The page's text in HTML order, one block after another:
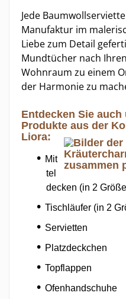
Jede
Manufaktur im
Liebe zum Detail
Mundtücher nach
Wohnraum zu einem
der Harmonie zu
Entdecken Sie
Produkte aus der
Liora:
Mit
tel
decken (in 2
Tischläufer (in 2
Servietten
Platzdeckchen
Topflappen
Ofenhandschuhe